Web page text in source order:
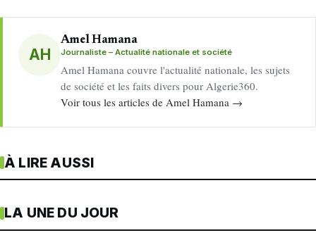
AH
Amel Hamana
Journaliste – Actualité nationale et société
Amel Hamana couvre l'actualité nationale, les sujets
de société et les faits divers pour Algerie360.
Voir tous les articles de Amel Hamana →
À LIRE AUSSI
LA UNE DU JOUR